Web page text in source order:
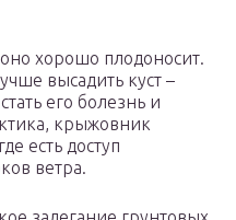
хорошо плодоносит.
высадить куст –
его болезнь и
крыжовник
есть доступ
ветра.